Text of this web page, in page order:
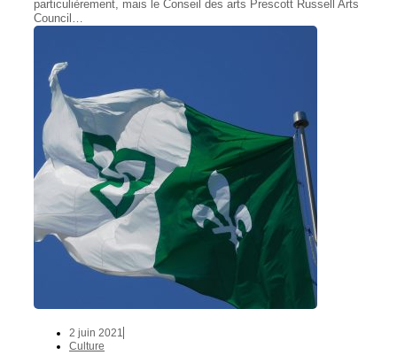
particulièrement, mais le Conseil des arts Prescott Russell Arts
Council…
2 juin 2021
Culture